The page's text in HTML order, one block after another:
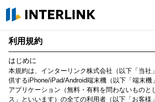
利用規約
はじめに
本規約は、インターリンク株式会社（以下「当社
供するiPhone/iPad/Android端末機（以下「端末機
アプリケーション（無料・有料を問わないものと
ス」といいます）の全ての利用者（以下「お客様